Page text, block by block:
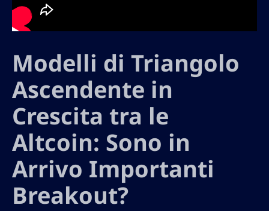
Modelli di Triangolo
Ascendente in
Crescita tra le
Altcoin: Sono in
Arrivo Importanti
Breakout?